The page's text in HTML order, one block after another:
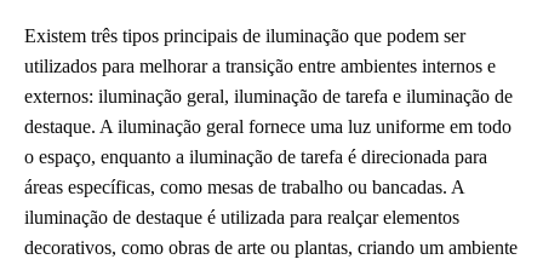
Existem três tipos principais de iluminação que podem ser
utilizados para melhorar a transição entre ambientes internos e
externos: iluminação geral, iluminação de tarefa e iluminação de
destaque. A iluminação geral fornece uma luz uniforme em todo
o espaço, enquanto a iluminação de tarefa é direcionada para
áreas específicas, como mesas de trabalho ou bancadas. A
iluminação de destaque é utilizada para realçar elementos
decorativos, como obras de arte ou plantas, criando um ambiente